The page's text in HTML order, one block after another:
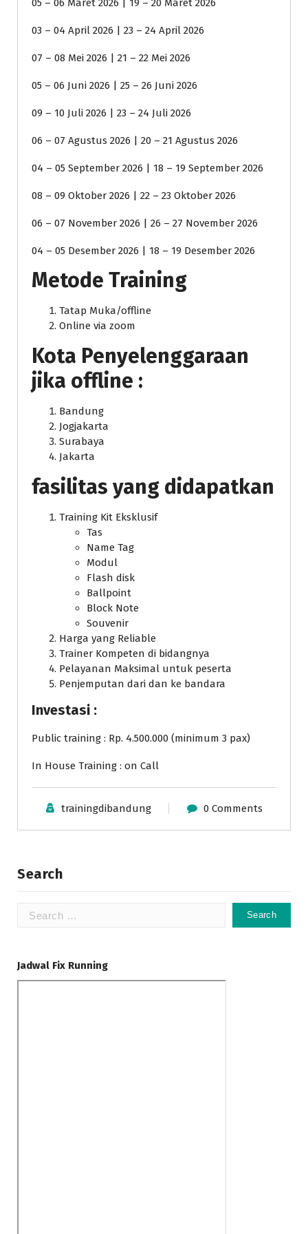
05 – 06 Maret 2026 | 19 – 20 Maret 2026
03 – 04 April 2026 | 23 – 24 April 2026
07 – 08 Mei 2026 | 21 – 22 Mei 2026
05 – 06 Juni 2026 | 25 – 26 Juni 2026
09 – 10 Juli 2026 | 23 – 24 Juli 2026
06 – 07 Agustus 2026 | 20 – 21 Agustus 2026
04 – 05 September 2026 | 18 – 19 September 2026
08 – 09 Oktober 2026 | 22 – 23 Oktober 2026
06 – 07 November 2026 | 26 – 27 November 2026
04 – 05 Desember 2026 | 18 – 19 Desember 2026
Metode Training
Tatap Muka/offline
Online via zoom
Kota Penyelenggaraan
jika offline :
Bandung
Jogjakarta
Surabaya
Jakarta
fasilitas yang didapatkan
Training Kit Eksklusif
Tas
Name Tag
Modul
Flash disk
Ballpoint
Block Note
Souvenir
Harga yang Reliable
Trainer Kompeten di bidangnya
Pelayanan Maksimal untuk peserta
Penjemputan dari dan ke bandara
Investasi :
Public training : Rp. 4.500.000 (minimum 3 pax)
In House Training : on Call
trainingdibandung 0 Comments
Search
Search
Jadwal Fix Running